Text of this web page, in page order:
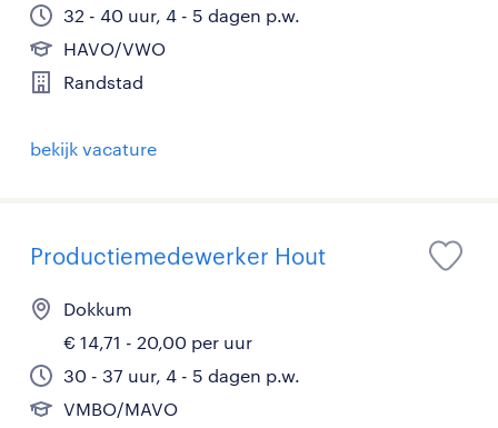
32 - 40 uur, 4 - 5 dagen p.w.
HAVO/VWO
Randstad
bekijk vacature
Productiemedewerker Hout
Dokkum
€ 14,71 - 20,00 per uur
30 - 37 uur, 4 - 5 dagen p.w.
VMBO/MAVO